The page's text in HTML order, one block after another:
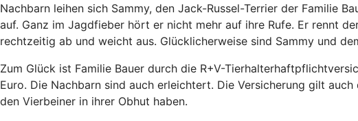
Nachbarn leihen sich Sammy, den Jack-Russel-Terrier der Familie
auf. Ganz im Jagdfieber hört er nicht mehr auf ihre Rufe. Er rennt
rechtzeitig ab und weicht aus. Glücklicherweise sind Sammy und
Zum Glück ist Familie Bauer durch die R+V-
Euro. Die Nachbarn sind auch erleichtert. Die Versicherung gilt
den Vierbeiner in ihrer Obhut haben.